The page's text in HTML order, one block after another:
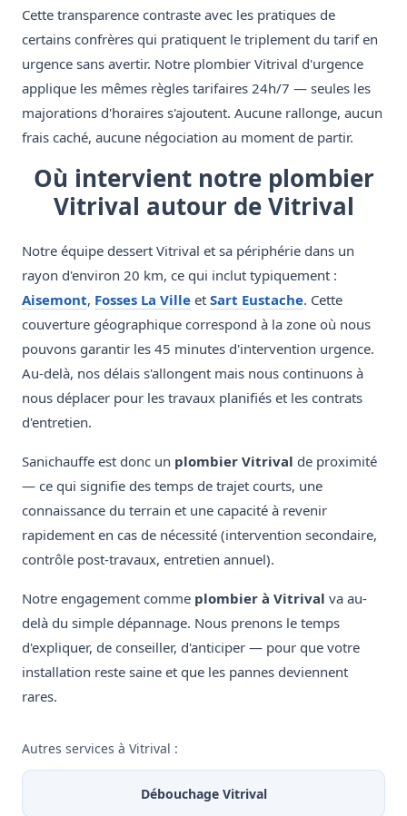
Cette transparence contraste avec les pratiques de
certains confrères qui pratiquent le triplement du tarif en
urgence sans avertir. Notre plombier Vitrival d'urgence
applique les mêmes règles tarifaires 24h/7 — seules les
majorations d'horaires s'ajoutent. Aucune rallonge, aucun
frais caché, aucune négociation au moment de partir.
Où intervient notre plombier
Vitrival autour de Vitrival
Notre équipe dessert Vitrival et sa périphérie dans un
rayon d'environ 20 km, ce qui inclut typiquement :
Aisemont, Fosses La Ville et Sart Eustache. Cette
couverture géographique correspond à la zone où nous
pouvons garantir les 45 minutes d'intervention urgence.
Au-delà, nos délais s'allongent mais nous continuons à
nous déplacer pour les travaux planifiés et les contrats
d'entretien.
Sanichauffe est donc un plombier Vitrival de proximité
— ce qui signifie des temps de trajet courts, une
connaissance du terrain et une capacité à revenir
rapidement en cas de nécessité (intervention secondaire,
contrôle post-travaux, entretien annuel).
Notre engagement comme plombier à Vitrival va au-
delà du simple dépannage. Nous prenons le temps
d'expliquer, de conseiller, d'anticiper — pour que votre
installation reste saine et que les pannes deviennent
rares.
Autres services à Vitrival :
Débouchage Vitrival